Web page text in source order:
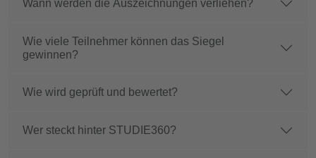
Wann werden die Auszeichnungen verliehen?
Wie viele Teilnehmer können das Siegel
gewinnen?
Wie wird geprüft und bewertet?
Wer steckt hinter STUDIE360?